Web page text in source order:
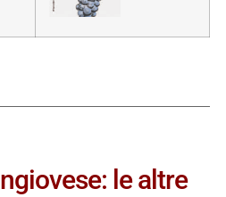
le altre